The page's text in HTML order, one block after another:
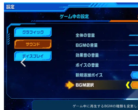
なんでゲームは面白い？
ゲーム開発者・hamatsu氏がゲ
具体的な形から解き明かして
ゲームが変えた日本語
「経験値」「裏技」「ラスボ
の起源や用法の変遷を、コン
イニーP氏が徹底調査。
カテゴリ